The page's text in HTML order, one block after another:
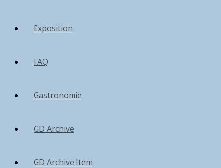
Exposition
FAQ
Gastronomie
GD Archive
GD Archive Item